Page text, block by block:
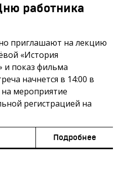
работника
приглашают на лекцию
«История
и показ фильма
начнется в 14:00 в
мероприятие
регистрацией на
Подробнее